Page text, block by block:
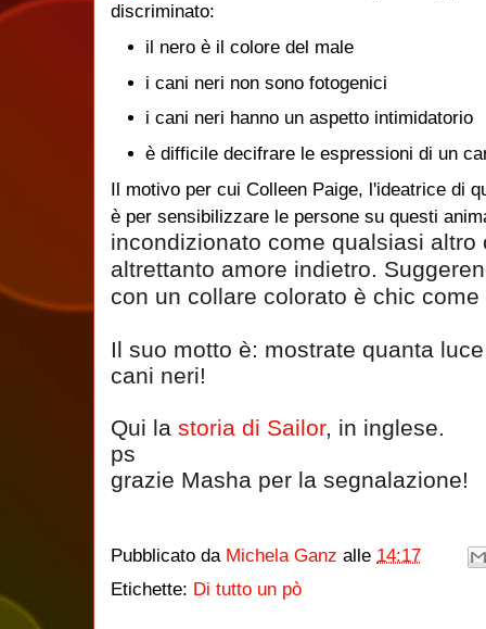
discriminato:
il nero è il colore del male
i cani neri non sono fotogenici
i cani neri hanno un aspetto intimidatorio
è difficile decifrare le espressioni di un
Il motivo per cui Colleen Paige, l'ideatrice di
è per sensibilizzare le persone su questi
incondizionato come qualsiasi altro
altrettanto amore indietro.
con un collare colorato è chic
Il suo motto è: mostrate quanta
cani neri!
Qui la storia di Sailor, in inglese.
ps
grazie Masha per la segnalazione!
Pubblicato da Michela Ganz alle 14:17
Etichette: Di tutto un pò